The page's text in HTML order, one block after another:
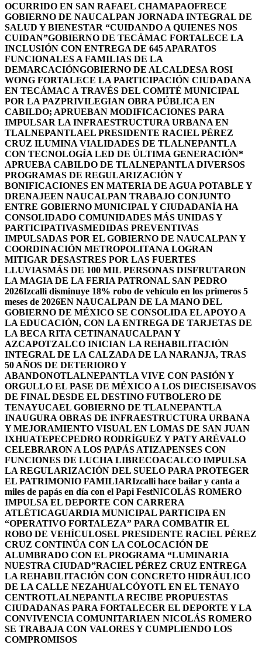
OCURRIDO EN SAN RAFAEL CHAMAPAOFRECE
GOBIERNO DE NAUCALPAN JORNADA INTEGRAL DE
SALUD Y BIENESTAR “CUIDANDO A QUIENES NOS
CUIDAN”GOBIERNO DE TECÁMAC FORTALECE LA
INCLUSIÓN CON ENTREGA DE 645 APARATOS
FUNCIONALES A FAMILIAS DE LA
DEMARCACIÓNGOBIERNO DE ALCALDESA ROSI
WONG FORTALECE LA PARTICIPACIÓN CIUDADANA
EN TECÁMAC A TRAVÉS DEL COMITÉ MUNICIPAL
POR LA PAZPRIVILEGIAN OBRA PÚBLICA EN
CABILDO; APRUEBAN MODIFICACIONES PARA
IMPULSAR LA INFRAESTRUCTURA URBANA EN
TLALNEPANTLAEL PRESIDENTE RACIEL PÉREZ
CRUZ ILUMINA VIALIDADES DE TLALNEPANTLA
CON TECNOLOGÍA LED DE ÚLTIMA GENERACIÓN*
APRUEBA CABILDO DE TLALNEPANTLA DIVERSOS
PROGRAMAS DE REGULARIZACIÓN Y
BONIFICACIONES EN MATERIA DE AGUA POTABLE Y
DRENAJEEN NAUCALPAN TRABAJO CONJUNTO
ENTRE GOBIERNO MUNICIPAL Y CIUDADANÍA HA
CONSOLIDADO COMUNIDADES MÁS UNIDAS Y
PARTICIPATIVASMEDIDAS PREVENTIVAS
IMPULSADAS POR EL GOBIERNO DE NAUCALPAN Y
COORDINACIÓN METROPOLITANA LOGRAN
MITIGAR DESASTRES POR LAS FUERTES
LLUVIASMÁS DE 100 MIL PERSONAS DISFRUTARON
LA MAGIA DE LA FERIA PATRONAL SAN PEDRO
2026Izcalli disminuye 18% robo de vehículo en los primeros 5
meses de 2026EN NAUCALPAN DE LA MANO DEL
GOBIERNO DE MÉXICO SE CONSOLIDA EL APOYO A
LA EDUCACIÓN, CON LA ENTREGA DE TARJETAS DE
LA BECA RITA CETINANAUCALPAN Y
AZCAPOTZALCO INICIAN LA REHABILITACIÓN
INTEGRAL DE LA CALZADA DE LA NARANJA, TRAS
50 AÑOS DE DETERIORO Y
ABANDONOTLALNEPANTLA VIVE CON PASIÓN Y
ORGULLO EL PASE DE MÉXICO A LOS DIECISEISAVOS
DE FINAL DESDE EL DESTINO FUTBOLERO DE
TENAYUCAEL GOBIERNO DE TLALNEPANTLA
INAUGURA OBRAS DE INFRAESTRUCTURA URBANA
Y MEJORAMIENTO VISUAL EN LOMAS DE SAN JUAN
IXHUATEPECPEDRO RODRÍGUEZ Y PATY ARÉVALO
CELEBRARON A LOS PAPÁS ATIZAPENSES CON
FUNCIONES DE LUCHA LIBRECOACALCO IMPULSA
LA REGULARIZACIÓN DEL SUELO PARA PROTEGER
EL PATRIMONIO FAMILIARIzcalli hace bailar y canta a
miles de papás en día con el Papi FestNICOLÁS ROMERO
IMPULSA EL DEPORTE CON CARRERA
ATLÉTICAGUARDIA MUNICIPAL PARTICIPA EN
“OPERATIVO FORTALEZA” PARA COMBATIR EL
ROBO DE VEHÍCULOSEL PRESIDENTE RACIEL PÉREZ
CRUZ CONTINÚA CON LA COLOCACIÓN DE
ALUMBRADO CON EL PROGRAMA “LUMINARIA
NUESTRA CIUDAD”RACIEL PÉREZ CRUZ ENTREGA
LA REHABILITACIÓN CON CONCRETO HIDRÁULICO
DE LA CALLE NEZAHUALCÓYOTL EN EL TENAYO
CENTROTLALNEPANTLA RECIBE PROPUESTAS
CIUDADANAS PARA FORTALECER EL DEPORTE Y LA
CONVIVENCIA COMUNITARIAEN NICOLÁS ROMERO
SE TRABAJA CON VALORES Y CUMPLIENDO LOS
COMPROMISOS